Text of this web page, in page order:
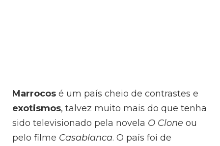
Marrocos é um país cheio de contrastes e
exotismos, talvez muito mais do que tenha
sido televisionado pela novela O Clone ou
pelo filme Casablanca. O país foi de